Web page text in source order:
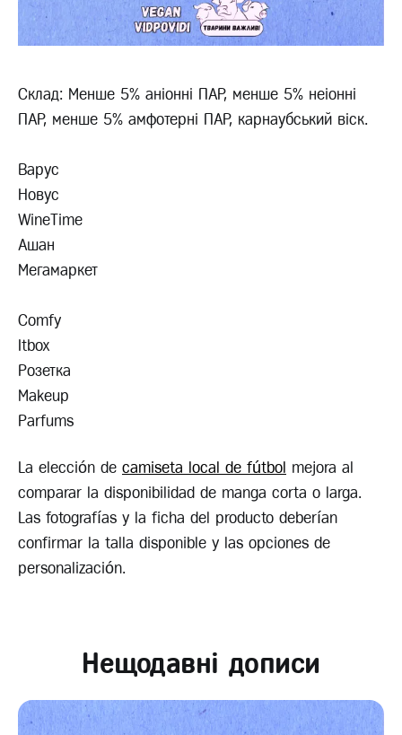
Склад: Менше 5% аніонні ПАР, менше 5% неіонні
ПАР, менше 5% амфотерні ПАР, карнаубський віск.
Варус
Новус
WineTime
Ашан
Мегамаркет
Сomfy
Itbox
Розетка
Makeup
Parfums
La elección de camiseta local de fútbol mejora al
comparar la disponibilidad de manga corta o larga.
Las fotografías y la ficha del producto deberían
confirmar la talla disponible y las opciones de
personalización.
Нещодавні дописи